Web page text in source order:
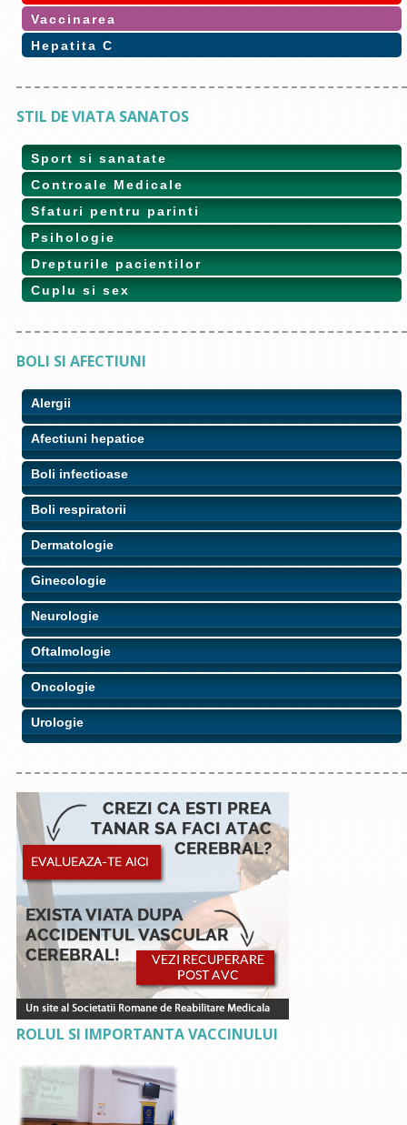
Vaccinarea
Hepatita C
STIL DE VIATA SANATOS
Sport si sanatate
Controale Medicale
Sfaturi pentru parinti
Psihologie
Drepturile pacientilor
Cuplu si sex
BOLI SI AFECTIUNI
Alergii
Afectiuni hepatice
Boli infectioase
Boli respiratorii
Dermatologie
Ginecologie
Neurologie
Oftalmologie
Oncologie
Urologie
ROLUL SI IMPORTANTA VACCINULUI